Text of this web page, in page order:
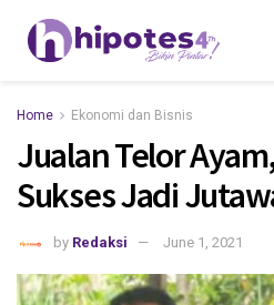
Home Ekonomi dan Bisnis
Jualan Telor
Sukses Jadi
by Redaksi June 1, 2021